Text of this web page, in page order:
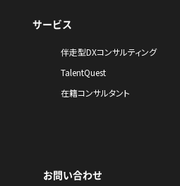
サービス
伴走型DXコンサルティング
TalentQuest
在籍コンサルタント
お問い合わせ